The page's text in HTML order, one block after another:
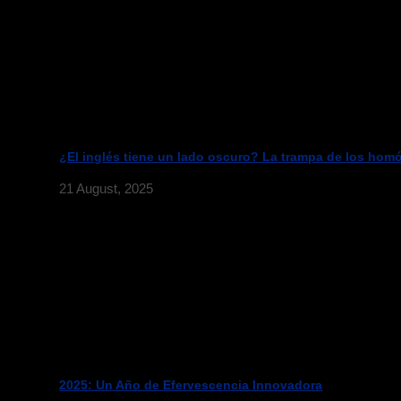
¿El inglés tiene un lado oscuro? La trampa de los
21 August, 2025
2025: Un Año de Efervescencia Innovadora